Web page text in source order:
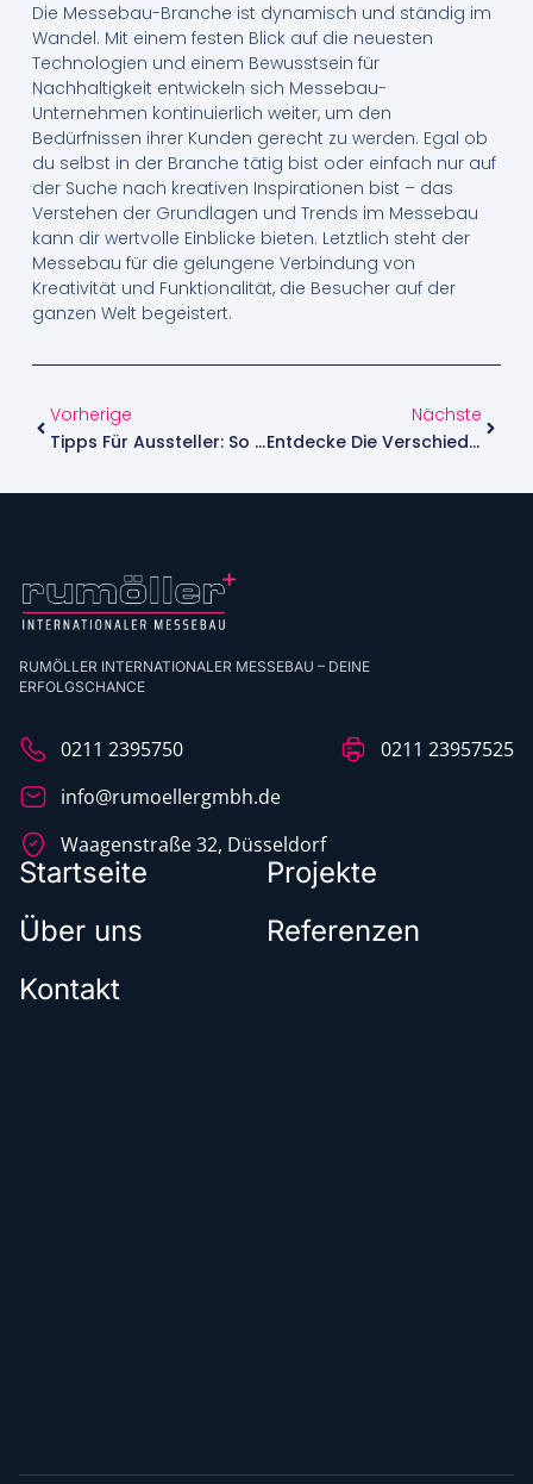
Die Messebau-Branche ist dynamisch und ständig im
Wandel. Mit einem festen Blick auf die neuesten
Technologien und einem Bewusstsein für
Nachhaltigkeit entwickeln sich Messebau-
Unternehmen kontinuierlich weiter, um den
Bedürfnissen ihrer Kunden gerecht zu werden. Egal ob
du selbst in der Branche tätig bist oder einfach nur auf
der Suche nach kreativen Inspirationen bist – das
Verstehen der Grundlagen und Trends im Messebau
kann dir wertvolle Einblicke bieten. Letztlich steht der
Messebau für die gelungene Verbindung von
Kreativität und Funktionalität, die Besucher auf der
ganzen Welt begeistert.
Vorherige
Tipps Für Aussteller: So Rockst Du Deine Messepräsenz
Nächste
Entdecke Die Verschiedenen Messestand-Arten
RUMÖLLER INTERNATIONALER MESSEBAU – DEINE
ERFOLGSCHANCE
0211 2395750
0211 23957525
info@rumoellergmbh.de
Waagenstraße 32, Düsseldorf
Startseite
Projekte
Über uns
Referenzen
Kontakt